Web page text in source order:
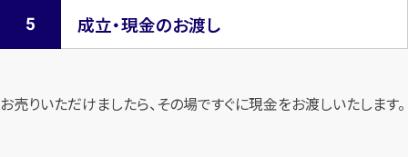
成立・現金のお渡し
お売りいただけましたら、その場ですぐに現金をお渡しいたします。